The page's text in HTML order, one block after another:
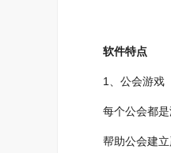
软件特点
1、公会游戏
每个公会都是
帮助公会建立